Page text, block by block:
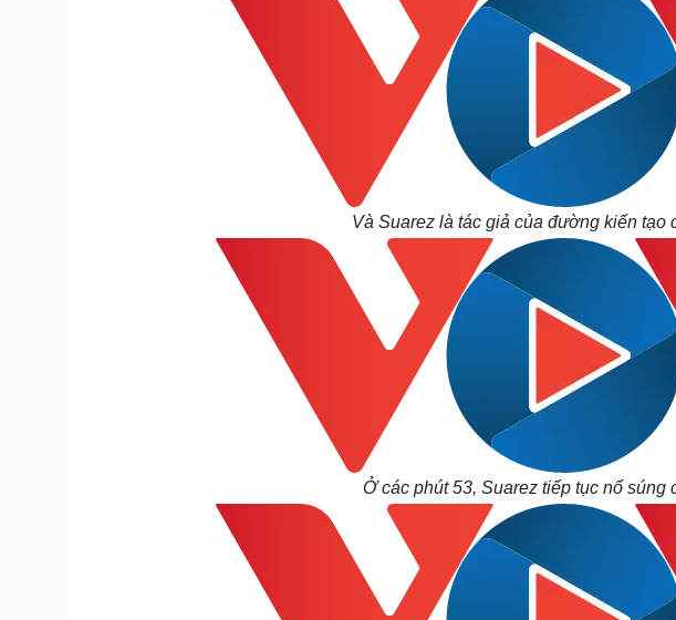
Và Suarez là tác giả của đường kiến tạo
Ở các phút 53, Suarez tiếp tục nổ súng